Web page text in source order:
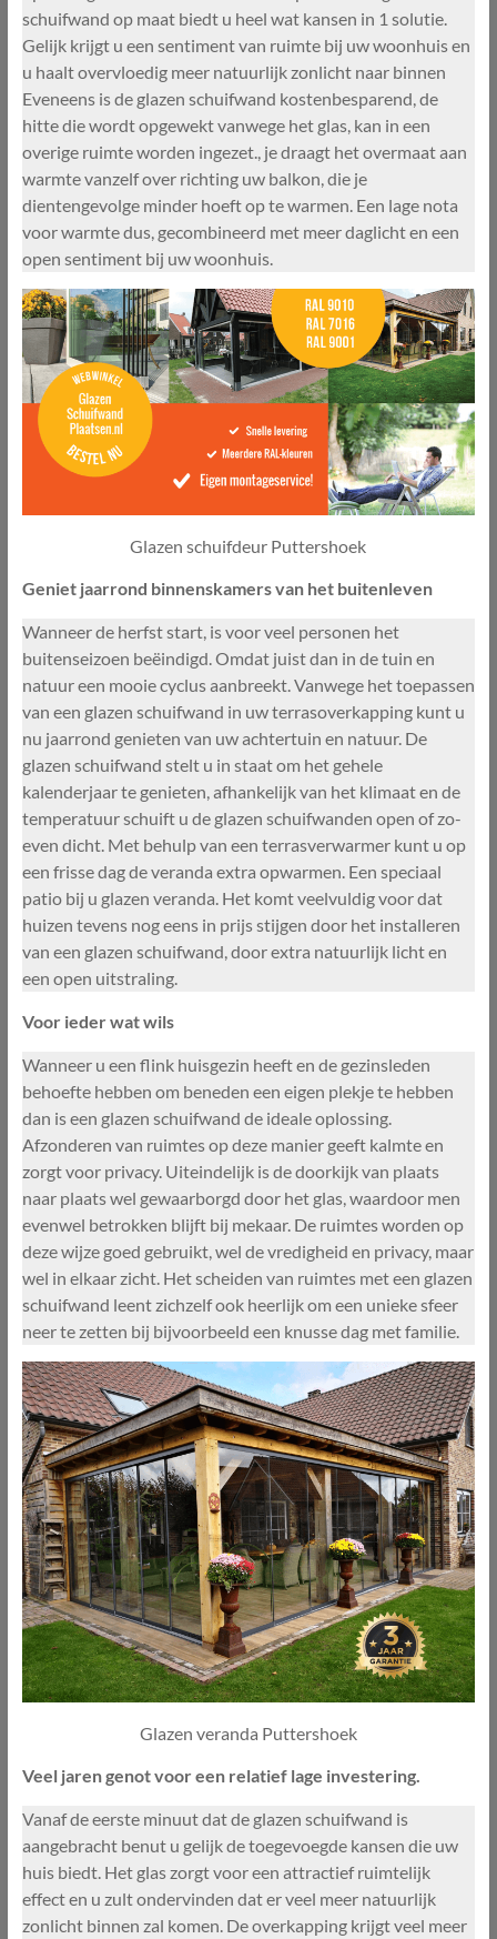
schuifwand op maat biedt u heel wat kansen in 1 solutie.
Gelijk krijgt u een sentiment van ruimte bij uw woonhuis en
u haalt overvloedig meer natuurlijk zonlicht naar binnen
Eveneens is de glazen schuifwand kostenbesparend, de
hitte die wordt opgewekt vanwege het glas, kan in een
overige ruimte worden ingezet., je draagt het overmaat aan
warmte vanzelf over richting uw balkon, die je
dientengevolge minder hoeft op te warmen. Een lage nota
voor warmte dus, gecombineerd met meer daglicht en een
open sentiment bij uw woonhuis.
Glazen schuifdeur Puttershoek
Geniet jaarrond binnenskamers van het buitenleven
Wanneer de herfst start, is voor veel personen het
buitenseizoen beëindigd. Omdat juist dan in de tuin en
natuur een mooie cyclus aanbreekt. Vanwege het toepassen
van een glazen schuifwand in uw terrasoverkapping kunt u
nu jaarrond genieten van uw achtertuin en natuur. De
glazen schuifwand stelt u in staat om het gehele
kalenderjaar te genieten, afhankelijk van het klimaat en de
temperatuur schuift u de glazen schuifwanden open of zo-
even dicht. Met behulp van een terrasverwarmer kunt u op
een frisse dag de veranda extra opwarmen. Een speciaal
patio bij u glazen veranda. Het komt veelvuldig voor dat
huizen tevens nog eens in prijs stijgen door het installeren
van een glazen schuifwand, door extra natuurlijk licht en
een open uitstraling.
Voor ieder wat wils
Wanneer u een flink huisgezin heeft en de gezinsleden
behoefte hebben om beneden een eigen plekje te hebben
dan is een glazen schuifwand de ideale oplossing.
Afzonderen van ruimtes op deze manier geeft kalmte en
zorgt voor privacy. Uiteindelijk is de doorkijk van plaats
naar plaats wel gewaarborgd door het glas, waardoor men
evenwel betrokken blijft bij mekaar. De ruimtes worden op
deze wijze goed gebruikt, wel de vredigheid en privacy, maar
wel in elkaar zicht. Het scheiden van ruimtes met een glazen
schuifwand leent zichzelf ook heerlijk om een unieke sfeer
neer te zetten bij bijvoorbeeld een knusse dag met familie.
Glazen veranda Puttershoek
Veel jaren genot voor een relatief lage investering.
Vanaf de eerste minuut dat de glazen schuifwand is
aangebracht benut u gelijk de toegevoegde kansen die uw
huis biedt. Het glas zorgt voor een attractief ruimtelijk
effect en u zult ondervinden dat er veel meer natuurlijk
zonlicht binnen zal komen. De overkapping krijgt veel meer